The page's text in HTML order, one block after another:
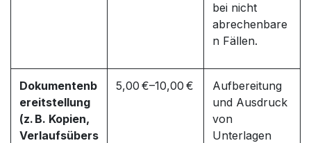
bei nicht
abrechenbare
n Fällen.
Dokumentenb
ereitstellung
(z. B. Kopien,
Verlaufsübers
5,00 €–10,00 €
Aufbereitung
und Ausdruck
von
Unterlagen